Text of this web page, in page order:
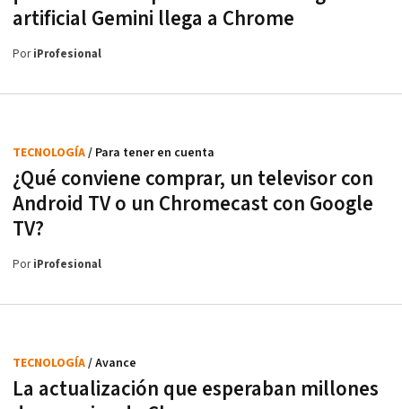
artificial Gemini llega a Chrome
PoriProfesional
¿Qué conviene comprar, un televisor con
Android TV o un Chromecast con Google
TV?
TECNOLOGÍA/ Para tener en cuenta
PoriProfesional
La actualización que esperaban millones
TECNOLOGÍA/ Avance